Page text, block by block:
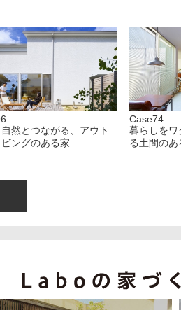
然とつながる、アウト
ビングのある家
Case74
暮らしをワ
る土間のあ